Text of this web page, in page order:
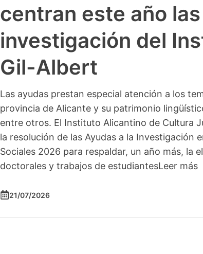
centran este año
investigación del
Gil-Albert
Las ayudas prestan especial atención a los
provincia de Alicante y su patrimonio
entre otros. El Instituto Alicantino de Cultura
la resolución de las Ayudas a la Investigación
Sociales 2026 para respaldar, un año más, la
doctorales y trabajos de estudiantesLeer más
21/07/2026